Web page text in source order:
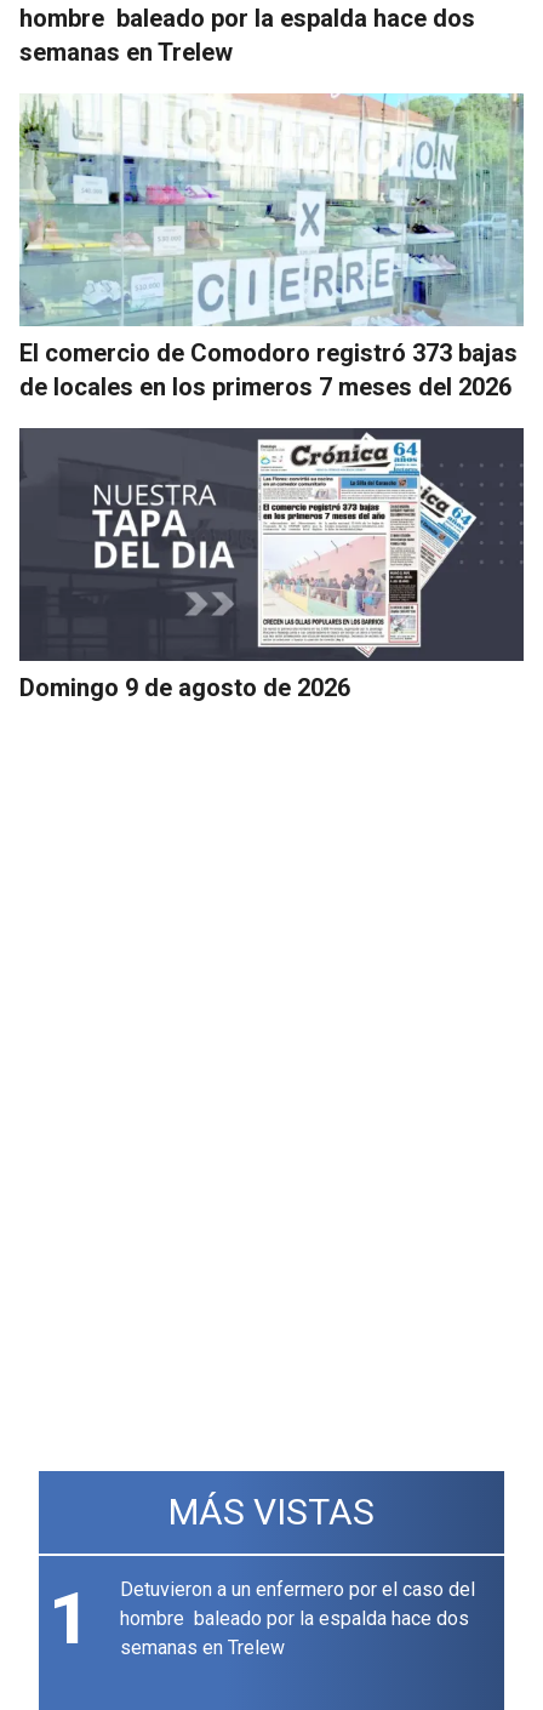
hombre baleado por la espalda hace dos
semanas en Trelew
El comercio de Comodoro registró 373 bajas
de locales en los primeros 7 meses del 2026
Domingo 9 de agosto de 2026
MÁS VISTAS
1
Detuvieron a un enfermero por el caso del
hombre baleado por la espalda hace dos
semanas en Trelew